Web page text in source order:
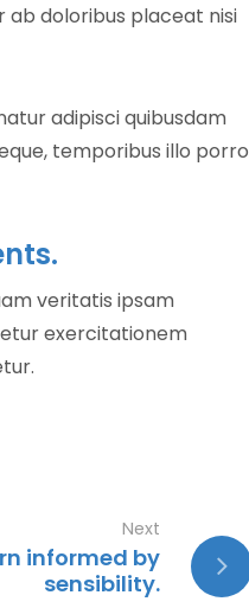
doloribus placeat nisi
adipisci quibusdam
temporibus illo porro
veritatis ipsam
exercitationem
Next
informed by
sensibility.